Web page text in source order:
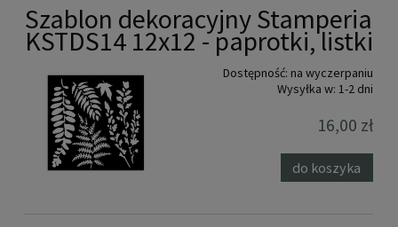
Szablon dekoracyjny Stamperia
KSTDS14 12x12 - paprotki, listki
Dostępność: na wyczerpaniu
Wysyłka w: 1-2 dni
16,00 zł
do koszyka